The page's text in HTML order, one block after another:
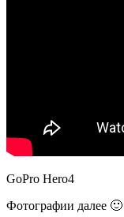
GoPro Hero4
Фотографии далее 🙂